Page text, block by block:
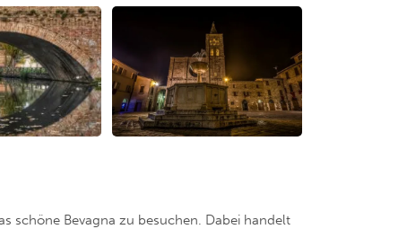
schöne Bevagna zu besuchen. Dabei handelt